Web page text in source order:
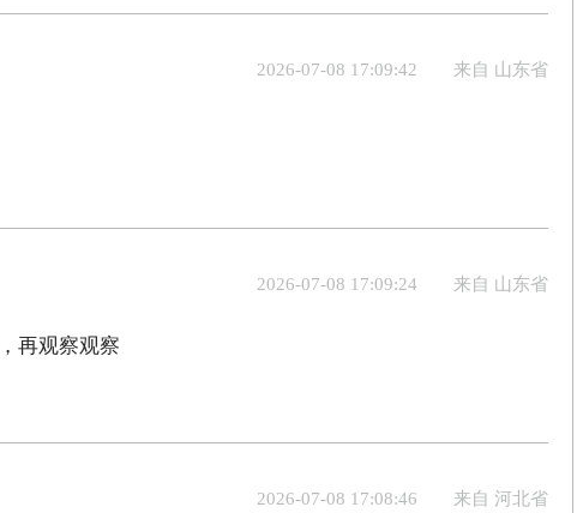
2026-07-08 17:09:42 来自 山东省
2026-07-08 17:09:24 来自 山东省
再观察观察
2026-07-08 17:08:46 来自 河北省